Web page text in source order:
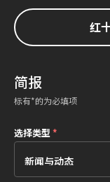
红
简报
标有*的为必填项
选择类型 *